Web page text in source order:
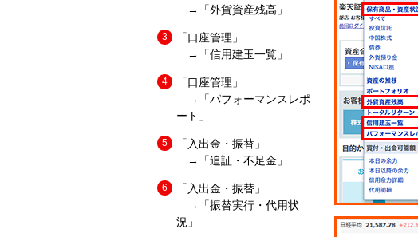
→「外貨資産残高」
「口座管理」
→「信用建玉一覧」
「口座管理」
→「パフォーマンスレポ
ート」
「入出金・振替」
→「追証・不足金」
「入出金・振替」
→「振替実行・代用状
況」